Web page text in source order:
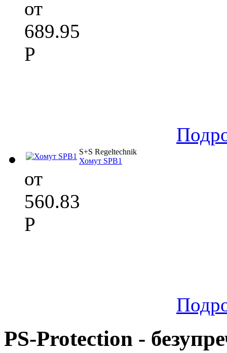
от
689.95
Р
S+S Regeltechnik
Хомут SPB1
от
560.83
Р
PS-Protection -